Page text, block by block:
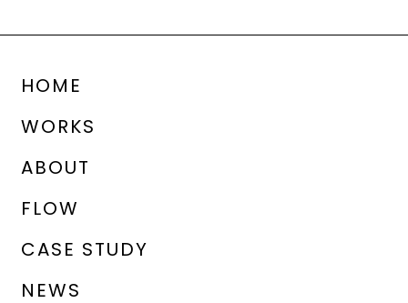
HOME
WORKS
ABOUT
FLOW
CASE STUDY
NEWS